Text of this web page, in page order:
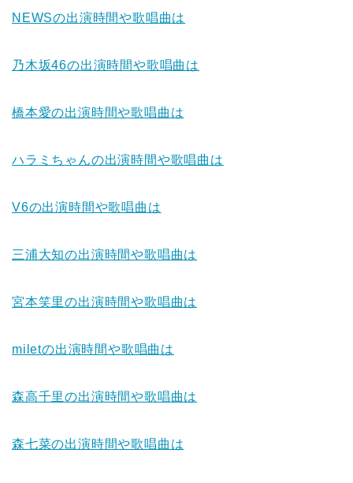
NEWSの出演時間や歌唱曲は
乃木坂46の出演時間や歌唱曲は
橋本愛の出演時間や歌唱曲は
ハラミちゃんの出演時間や歌唱曲は
V6の出演時間や歌唱曲は
三浦大知の出演時間や歌唱曲は
宮本笑里の出演時間や歌唱曲は
miletの出演時間や歌唱曲は
森高千里の出演時間や歌唱曲は
森七菜の出演時間や歌唱曲は